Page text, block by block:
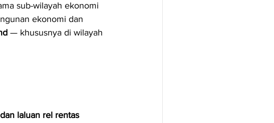
sub-wilayah ekonomi
ekonomi dan
— khususnya di wilayah
laluan rel rentas